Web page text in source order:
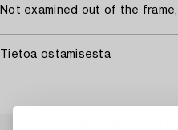
Not examined out of the
Tietoa ostamisesta